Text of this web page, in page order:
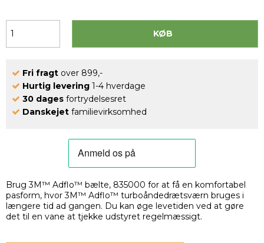
KØB
Fri fragt over 899,-
Hurtig levering 1-4 hverdage
30 dages fortrydelsesret
Danskejet familievirksomhed
Brug 3M™ Adflo™ bælte, 835000 for at få en komfortabel
pasform, hvor 3M™ Adflo™ turboåndedrætsværn bruges i
længere tid ad gangen. Du kan øge levetiden ved at gøre
det til en vane at tjekke udstyret regelmæssigt.